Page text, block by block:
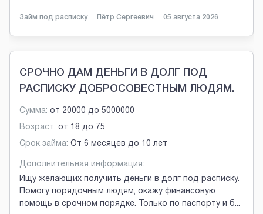
Займ под расписку Пётр Сергеевич 05 августа 2026
СРОЧНО ДАМ ДЕНЬГИ В ДОЛГ ПОД
РАСПИСКУ ДОБРОСОВЕСТНЫМ ЛЮДЯМ.
Сумма: от 20000 до 5000000
Возраст: от 18 до 75
Срок займа: От 6 месяцев до 10 лет
Дополнительная информация:
Ищу желающих получить деньги в долг под расписку.
Помогу порядочным людям, окажу финансовую
помощь в срочном порядке. Только по паспорту и б...